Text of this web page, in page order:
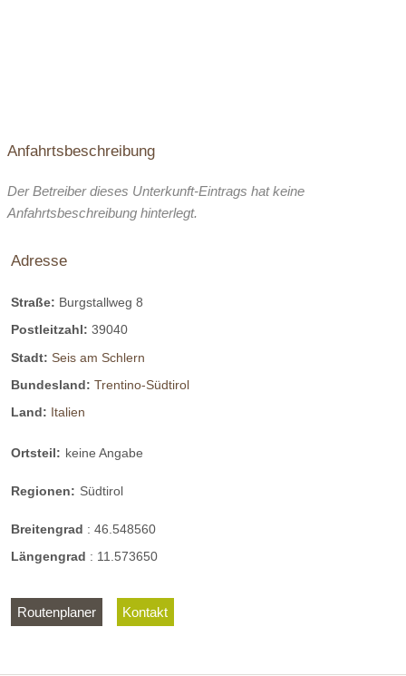
Anfahrtsbeschreibung
Der Betreiber dieses Unterkunft-Eintrags hat keine
Anfahrtsbeschreibung hinterlegt.
Adresse
Straße: Burgstallweg 8
Postleitzahl: 39040
Stadt: Seis am Schlern
Bundesland: Trentino-Südtirol
Land: Italien
Ortsteil: keine Angabe
Regionen: Südtirol
Breitengrad : 46.548560
Längengrad : 11.573650
Routenplaner Kontakt